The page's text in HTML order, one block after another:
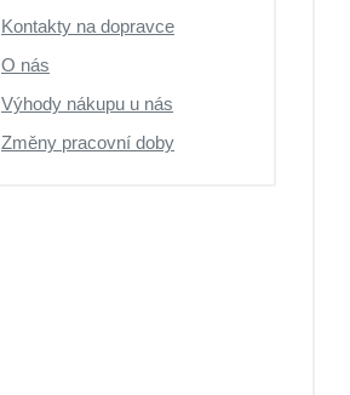
Kontakty na dopravce
O nás
Výhody nákupu u nás
Změny pracovní doby